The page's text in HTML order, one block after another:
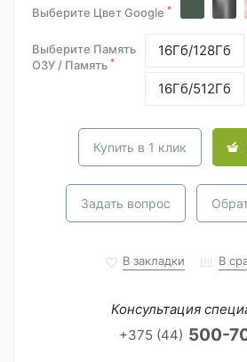
Выберите Цвет Google *
Выберите Память
ОЗУ / Память *
16Гб/128Гб
16Гб/512Гб
Купить в 1 клик
Задать вопрос
В закладки В
Консультация
+375 (44) 500-